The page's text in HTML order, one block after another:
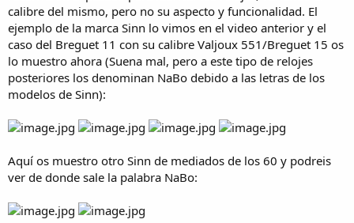
calibre del mismo, pero no su aspecto y funcionalidad. El
ejemplo de la marca Sinn lo vimos en el video anterior y el
caso del Breguet 11 con su calibre Valjoux 551/Breguet 15 os
lo muestro ahora (Suena mal, pero a este tipo de relojes
posteriores los denominan NaBo debido a las letras de los
modelos de Sinn):
Aquí os muestro otro Sinn de mediados de los 60 y podreis
ver de donde sale la palabra NaBo: